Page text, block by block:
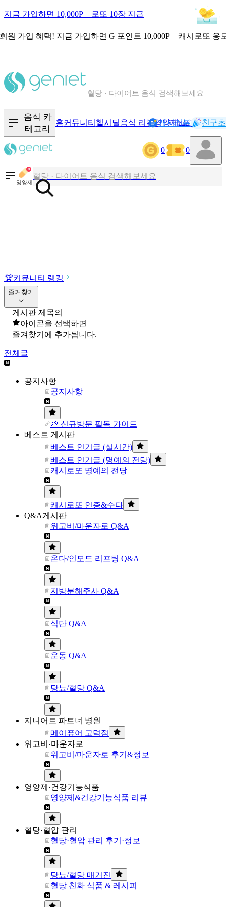
지금 가입하면 10,000P + 로또 10장 지급
원 가입 혜택! 지금 가입하면 G 포인트 10,000P + 캐시로또 응
혈당 · 다이어트 음식 검색해보세요
음식 카
테고리
홈커뮤니티 헬시딜음식 리뷰영양제NEW기록
캐시리뷰 친구
0 0
영양제
칼로리와 영양성분을 검색해보세요
혈당 · 다이어트 음식 검색해보세요
음식 · 영양제 리뷰를 찾아보세요
🏆커뮤니티 랭킹
즐겨찾기
게시판 제목의
아이콘을 선택하면
즐겨찾기에 추가됩니다.
전체글
공지사항
공지사항
🌱 신규방문 필독 가이드
베스트 게시판
베스트 인기글 (실시간)
베스트 인기글 (명예의 전당)
캐시로또 명예의 전당
캐시로또 인증&수다
Q&A게시판
위고비/마운자로 Q&A
온다/인모드 리프팅 Q&A
지방분해주사 Q&A
식단 Q&A
운동 Q&A
당뇨/혈당 Q&A
지니어트 파트너 병원
메이퓨어 고덕점
위고비·마운자로
위고비/마운자로 후기&정보
영양제·건강기능식품
영양제&건강기능식품 리뷰
혈당·혈압 관리
혈당·혈압 관리 후기·정보
당뇨/혈당 매거진
혈당 친화 식품 & 레시피